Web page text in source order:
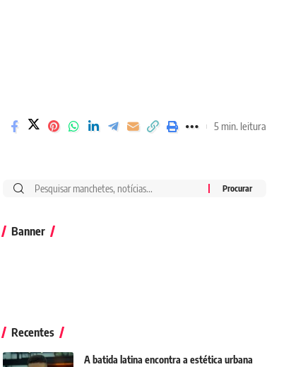
5 min. leitura
Banner
Recentes
A batida latina encontra a estética urbana